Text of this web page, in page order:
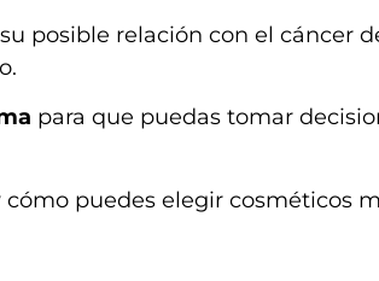
posible relación con el cáncer
para que puedas tomar
puedes elegir cosméticos